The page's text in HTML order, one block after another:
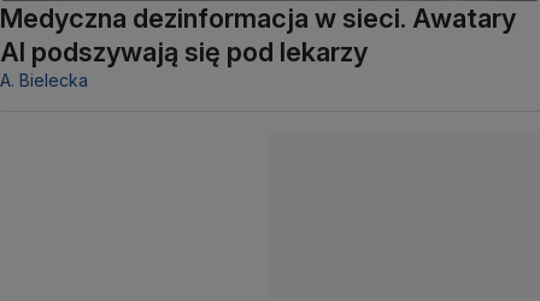
Medyczna dezinformacja w sieci. Awatary
AI podszywają się pod lekarzy
A. Bielecka